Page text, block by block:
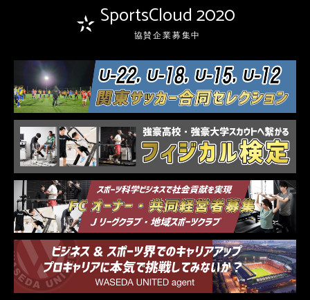
SportsCloud 2020
協賛企業募集中